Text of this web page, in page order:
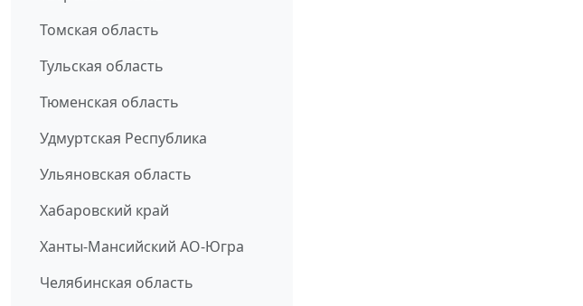
Томская область
Тульская область
Тюменская область
Удмуртская Республика
Ульяновская область
Хабаровский край
Ханты-Мансийский АО-Югра
Челябинская область